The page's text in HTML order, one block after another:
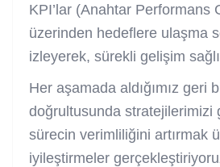
KPI’lar (Anahtar Performans
üzerinden hedeflere ulaşma
izleyerek, sürekli gelişim
Her aşamada aldığımız geri
doğrultusunda stratejilerimizi
sürecin verimliliğini artırmak
iyileştirmeler